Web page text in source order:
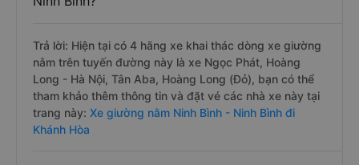
Trả lời: Hiện tại có 4 hãng xe khai thác dòng xe giường
nằm trên tuyến đường này là xe Ngọc Phát, Hoàng
Long - Hà Nội, Tân Aba, Hoàng Long (Đỏ), bạn có thể
tham khảo thêm thông tin và đặt vé các nhà xe này tại
trang này: Xe giường nằm Ninh Bình - Ninh Bình đi
Khánh Hòa